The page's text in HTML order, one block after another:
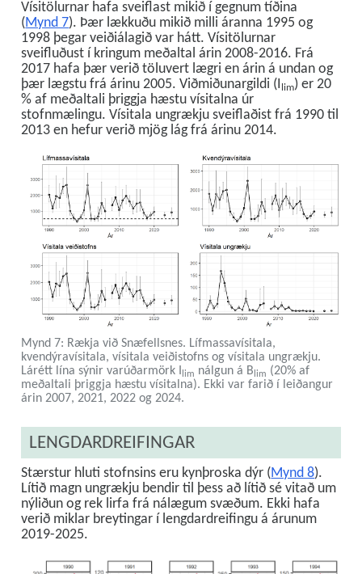
Vísitölurnar hafa sveiflast mikið í gegnum tíðina
(Mynd 7). Þær lækkuðu mikið milli áranna 1995 og
1998 þegar veiðiálagið var hátt. Vísitölurnar
sveifluðust í kringum meðaltal árin 2008-2016. Frá
2017 hafa þær verið töluvert lægri en árin á undan og
þær lægstu frá árinu 2005. Viðmiðunargildi (I
lim) er 20
% af meðaltali þriggja hæstu vísitalna úr
stofnmælingu. Vísitala ungrækju sveiflaðist frá 1990 til
2013 en hefur verið mjög lág frá árinu 2014.
Mynd 7: Rækja við Snæfellsnes. Lífmassavísitala,
kvendýravísitala, vísitala veiðistofns og vísitala ungrækju.
Lárétt lína sýnir varúðarmörk I
lim nálgun á B lim (20% af
meðaltali þriggja hæstu vísitalna). Ekki var farið í leiðangur
árin 2007, 2021, 2022 og 2024.
LENGDARDREIFINGAR
Stærstur hluti stofnsins eru kynþroska dýr (Mynd 8).
Lítið magn ungrækju bendir til þess að lítið sé vitað um
nýliðun og rek lirfa frá nálægum svæðum. Ekki hafa
verið miklar breytingar í lengdardreifingu á árunum
2019-2025.